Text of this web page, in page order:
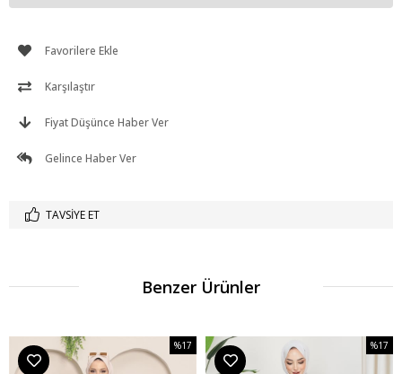
Favorilere Ekle
Karşılaştır
Fiyat Düşünce Haber Ver
Gelince Haber Ver
TAVSIYE ET
Benzer Ürünler
%17
%17